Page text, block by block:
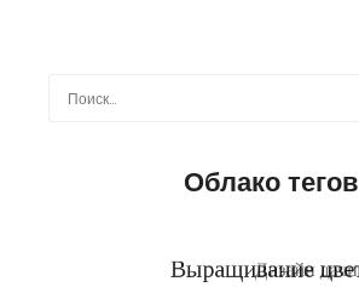
Найти:
Облако тегов